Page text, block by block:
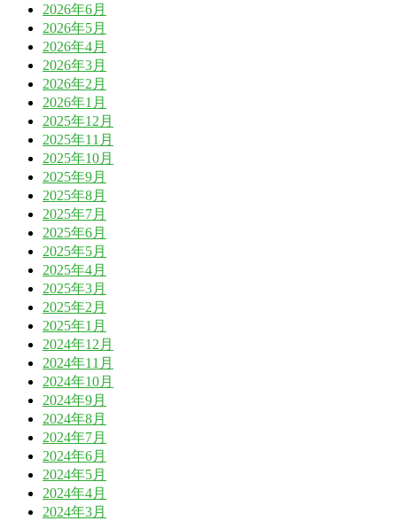
2026年6月
2026年5月
2026年4月
2026年3月
2026年2月
2026年1月
2025年12月
2025年11月
2025年10月
2025年9月
2025年8月
2025年7月
2025年6月
2025年5月
2025年4月
2025年3月
2025年2月
2025年1月
2024年12月
2024年11月
2024年10月
2024年9月
2024年8月
2024年7月
2024年6月
2024年5月
2024年4月
2024年3月